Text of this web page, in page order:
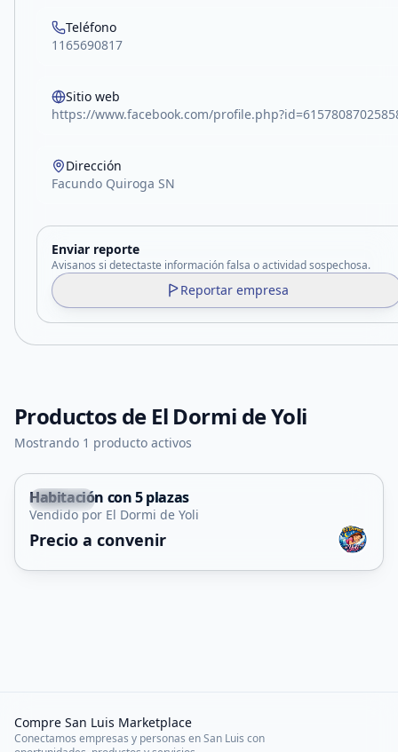
Teléfono
1165690817
Sitio web
https://www.facebook.com/
Dirección
Facundo Quiroga SN
Enviar reporte
Avisanos si detectaste información falsa o actividad sospechosa.
Reportar empresa
Productos de El Dormi de Yoli
Mostrando 1 producto activos
Renca
Habitación con 5 plazas
Vendido por El Dormi de Yoli
Precio a convenir
Compre San Luis Marketplace
Conectamos empresas y personas en San Luis con